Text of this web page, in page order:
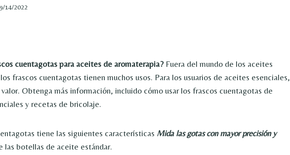
14/2022
cuentagotas para aceites de aromaterapia?Fuera del mundo de los aceites
frascos cuentagotas tienen muchos usos. Para los usuarios de aceites esenciales,
valor. Obtenga más información, incluido cómo usar los frascos cuentagotas de
y recetas de bricolaje.
tiene las siguientes características Mida las gotas con mayor precisión y
las botellas de aceite estándar.